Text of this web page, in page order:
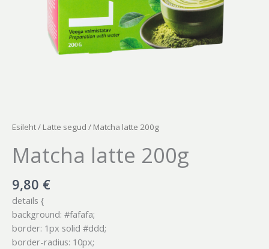
Esileht/ Latte segud / Matcha latte 200g
Matcha latte 200g
9,80 €
details {
background: #fafafa;
border: 1px solid #ddd;
border-radius: 10px;